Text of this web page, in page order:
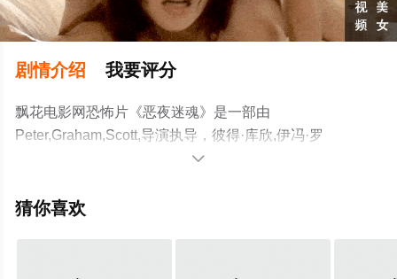
剧情介绍 我要评分
飘花电影网恐怖片《恶夜迷魂》是一部由
Peter,Graham,Scott,导演执导，彼得·库欣,伊冯·罗
曼,Patrick,Allen,奥列佛·里德,等演员精彩演绎的英国电影，
相关信息可移步至豆瓣电影、电视猫或剧情网等平台了

猜你喜欢